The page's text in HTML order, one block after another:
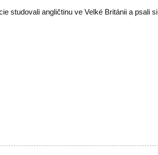
studovali angličtinu ve Velké Británii a psali si